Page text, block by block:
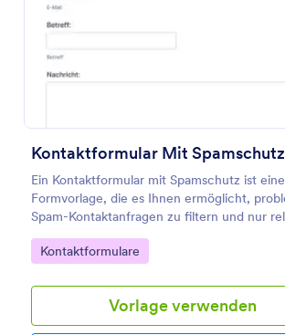
Kontaktformular Mit Spamschutz
Ein Kontaktformular mit Spamschutz ist eine
Formvorlage, die es Ihnen ermöglicht,
Spam-Kontaktanfragen zu filtern und nur
Anfragen zu erhalten. Ideal für
effektiv mit Kunden kommunizieren
Go to Category:
Kontaktformulare
Vorlage verwenden